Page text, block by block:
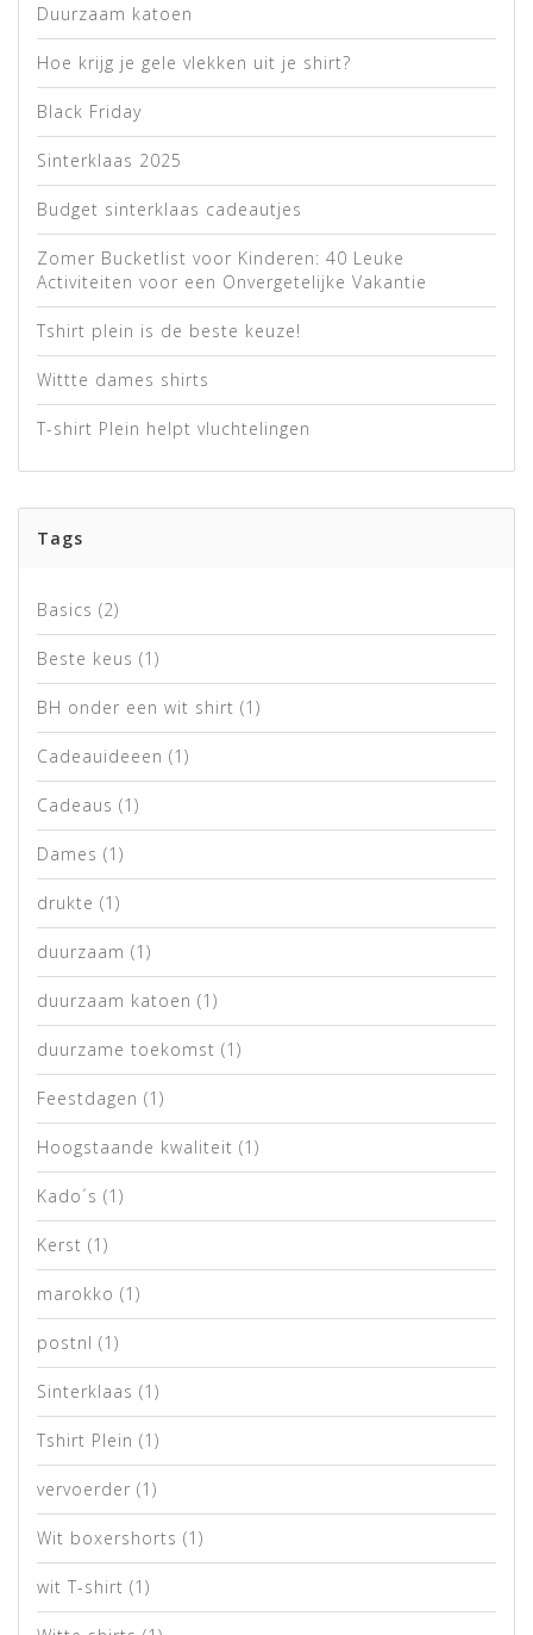
Duurzaam katoen
Hoe krijg je gele vlekken uit je shirt?
Black Friday
Sinterklaas 2025
Budget sinterklaas cadeautjes
Zomer Bucketlist voor Kinderen: 40 Leuke
Activiteiten voor een Onvergetelijke Vakantie
Tshirt plein is de beste keuze!
Wittte dames shirts
T-shirt Plein helpt vluchtelingen
Tags
Basics (2)
Beste keus (1)
BH onder een wit shirt (1)
Cadeauideeen (1)
Cadeaus (1)
Dames (1)
drukte (1)
duurzaam (1)
duurzaam katoen (1)
duurzame toekomst (1)
Feestdagen (1)
Hoogstaande kwaliteit (1)
Kado´s (1)
Kerst (1)
marokko (1)
postnl (1)
Sinterklaas (1)
Tshirt Plein (1)
vervoerder (1)
Wit boxershorts (1)
wit T-shirt (1)